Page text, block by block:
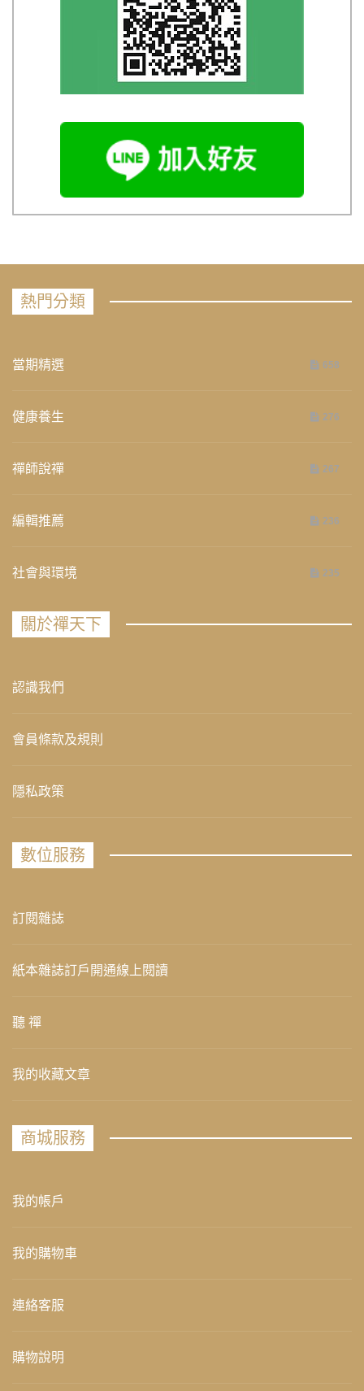
熱門分類
當期精選 658
健康養生 276
禪師說禪 267
編輯推薦 236
社會與環境 235
關於禪天下
認識我們
會員條款及規則
隱私政策
數位服務
訂閱雜誌
紙本雜誌訂戶開通線上閱讀
聽 禪
我的收藏文章
商城服務
我的帳戶
我的購物車
連絡客服
購物說明